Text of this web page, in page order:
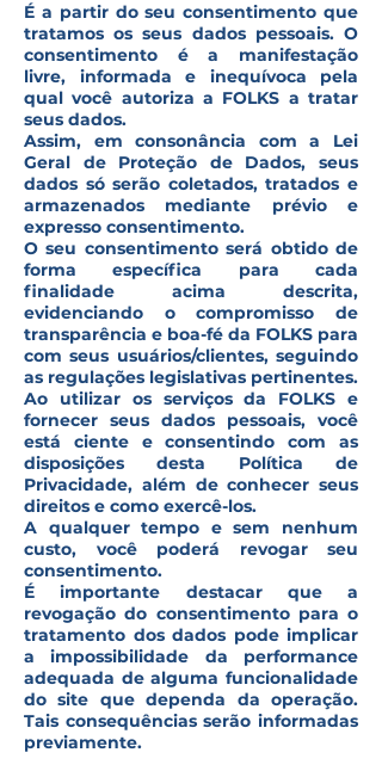
É a partir do seu consentimento que
tratamos os seus dados pessoais. O
consentimento é a manifestação
livre, informada e inequívoca pela
qual você autoriza a FOLKS a tratar
seus dados.
Assim, em consonância com a Lei
Geral de Proteção de Dados, seus
dados só serão coletados, tratados e
armazenados mediante prévio e
expresso consentimento.
O seu consentimento será obtido de
forma específica para cada
finalidade acima descrita,
evidenciando o compromisso de
transparência e boa-fé da FOLKS para
com seus usuários/clientes, seguindo
as regulações legislativas pertinentes.
Ao utilizar os serviços da FOLKS e
fornecer seus dados pessoais, você
está ciente e consentindo com as
disposições desta Política de
Privacidade, além de conhecer seus
direitos e como exercê-los.
A qualquer tempo e sem nenhum
custo, você poderá revogar seu
consentimento.
É importante destacar que a
revogação do consentimento para o
tratamento dos dados pode implicar
a impossibilidade da performance
adequada de alguma funcionalidade
do site que dependa da operação.
Tais consequências serão informadas
previamente.